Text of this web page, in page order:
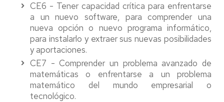
CE6 - Tener capacidad crítica para enfrentarse
a un nuevo software, para comprender una
nueva opción o nuevo programa informático,
para instalarlo y extraer sus nuevas posibilidades
y aportaciones.
CE7 - Comprender un problema avanzado de
matemáticas o enfrentarse a un problema
matemático del mundo empresarial o
tecnológico.